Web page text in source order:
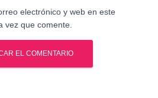
electrónico y web en este
vez que comente.